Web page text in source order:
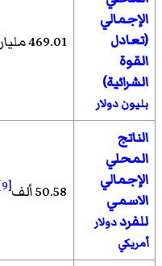
الإجمالي
(تعادل
القوة
الشرائية)
بليون دولار
469.01 مليار
الناتج
المحلي
الإجمالي
الاسمي
للفرددولار
أمريكي
50.58 ألف [9]